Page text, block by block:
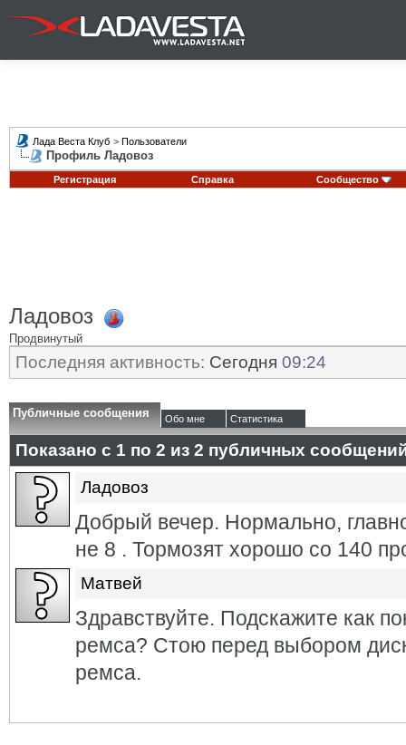
Лада Веста Клуб > Пользователи
Профиль Ладовоз
Регистрация Справка Сообщество
Ладовоз
Продвинутый
Последняя активность: Сегодня 09:24
Публичные сообщения Обо мне Статистика
Показано с 1 по 2 из 2 публичных
Ладовоз
Добрый вечер. Нормально,
не 8 . Тормозят хорошо со 140
Матвей
Здравствуйте. Подскажите как
ремса? Стою перед выбором
ремса.